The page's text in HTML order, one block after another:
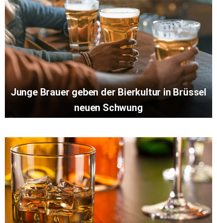
Junge Brauer geben der Bierkultur in Brüssel
neuen Schwung